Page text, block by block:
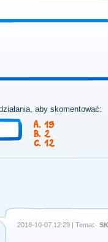
aby skomentować:
19
2
12
2018-10-07 12:29 | Temat: